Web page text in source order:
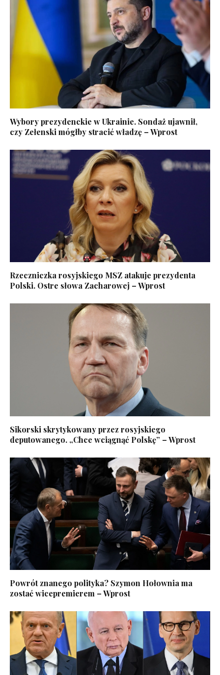
Wybory prezydenckie w Ukrainie. Sondaż ujawnił,
czy Zełenski mógłby stracić władzę – Wprost
Rzeczniczka rosyjskiego MSZ atakuje prezydenta
Polski. Ostre słowa Zacharowej – Wprost
Sikorski skrytykowany przez rosyjskiego
deputowanego. „Chce wciągnąć Polskę” – Wprost
Powrót znanego polityka? Szymon Hołownia ma
zostać wicepremierem – Wprost